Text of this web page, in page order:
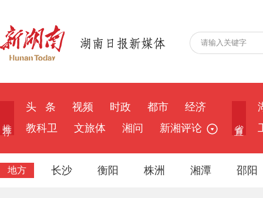
头 条 视频 时政 都市
经济
教科卫
文旅体 湘问 新湘评论
地方 长沙 衡阳 株洲 湘潭 邵阳